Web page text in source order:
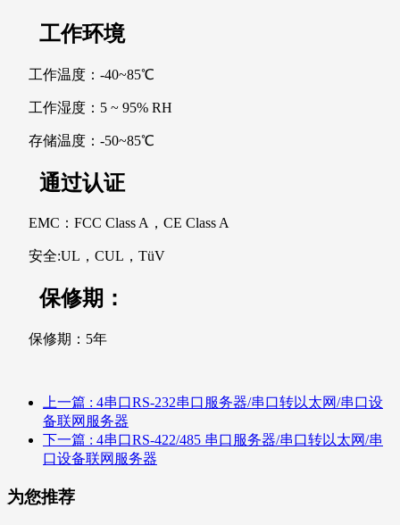
工作环境
工作温度：-40~85℃
工作湿度：5 ~ 95% RH
存储温度：-50~85℃
通过认证
EMC：FCC Class A，CE Class A
安全:UL，CUL，TüV
保修期：
保修期：5年
上一篇 : 4串口RS-232串口服务器/串口转以太网/串口设
备联网服务器
下一篇 : 4串口RS-422/485 串口服务器/串口转以太网/串
口设备联网服务器
为您推荐